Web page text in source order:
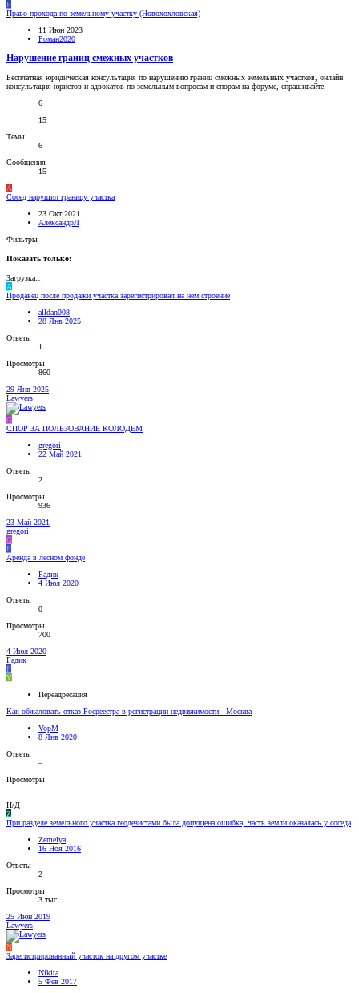
Р
Право прохода по земельному участку (Новохохловская)
11 Июн 2023
Роман2020
Нарушение границ смежных участков
Бесплатная юридическая консультация по нарушению границ смежных земельных участков, онлайн
консультация юристов и адвокатов по земельным вопросам и спорам на форуме, спрашивайте.
6
15
Темы
6
Сообщения
15
А
Сосед нарушил границу участка
23 Окт 2021
АлександрЛ
Фильтры
Показать только:
Загрузка…
A
Продавец после продажи участка зарегистрировал на нем строение
alldan008
28 Янв 2025
Ответы
1
Просмотры
860
29 Янв 2025
Lawyers
G
СПОР ЗА ПОЛЬЗОВАНИЕ КОЛОДЕМ
gregori
22 Май 2021
Ответы
2
Просмотры
936
23 Май 2021
gregori
G
Р
Аренда в лесном фонде
Радик
4 Июл 2020
Ответы
0
Просмотры
700
4 Июл 2020
Радик
Р
V
Переадресация
Как обжаловать отказ Росреестра в регистрации недвижимости - Москва
VopM
8 Янв 2020
Ответы
–
Просмотры
–
Н/Д
Z
При разделе земельного участка геодезистами была допущена ошибка, часть земли оказалась у соседа
Zemelya
16 Ноя 2016
Ответы
2
Просмотры
3 тыс.
25 Июн 2019
Lawyers
N
Зарегистрированный участок на другом участке
Nikita
5 Фев 2017